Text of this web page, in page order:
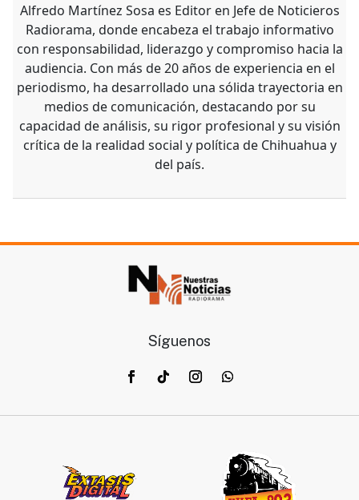
Alfredo Martínez Sosa es Editor en Jefe de Noticieros
Radiorama, donde encabeza el trabajo informativo
con responsabilidad, liderazgo y compromiso hacia la
audiencia. Con más de 20 años de experiencia en el
periodismo, ha desarrollado una sólida trayectoria en
medios de comunicación, destacando por su
capacidad de análisis, su rigor profesional y su visión
crítica de la realidad social y política de Chihuahua y
del país.
Síguenos